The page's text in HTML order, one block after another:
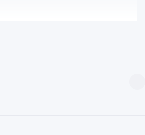
asciende gradualmente desde Japura
Ausangate se hacen más